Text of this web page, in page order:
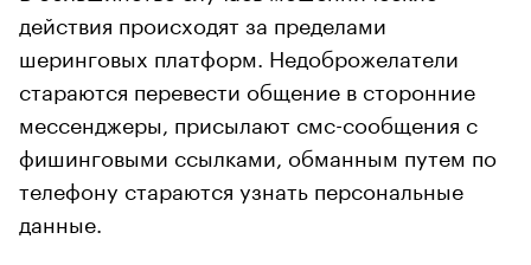
действия происходят за пределами
шеринговых платформ. Недоброжелатели
стараются перевести общение в сторонние
мессенджеры, присылают смс-сообщения с
фишинговыми ссылками, обманным путем по
телефону стараются узнать персональные
данные.